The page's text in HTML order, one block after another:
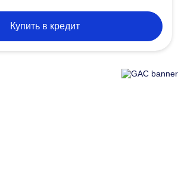
Купить в кредит